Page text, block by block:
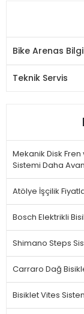
Bike Arenas
Teknik Servis
Mekanik Disk Fren
Sistemi Daha
Atölye İşçilik
Bosch Elektrikli
Shimano Steps
Carraro Dağ
Bisiklet Vites